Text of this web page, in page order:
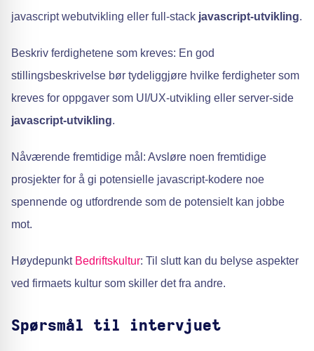
javascript webutvikling eller full-stack javascript-utvikling.
Beskriv ferdighetene som kreves: En god
stillingsbeskrivelse bør tydeliggjøre hvilke ferdigheter som
kreves for oppgaver som UI/UX-utvikling eller server-side
javascript-utvikling.
Nåværende fremtidige mål: Avsløre noen fremtidige
prosjekter for å gi potensielle javascript-kodere noe
spennende og utfordrende som de potensielt kan jobbe
mot.
Høydepunkt Bedriftskultur: Til slutt kan du belyse aspekter
ved firmaets kultur som skiller det fra andre.
Spørsmål til intervjuet